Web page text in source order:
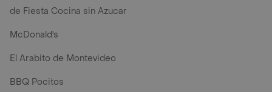
de Fiesta Cocina sin Azucar
McDonald's
El Arabito de Montevideo
BBQ Pocitos